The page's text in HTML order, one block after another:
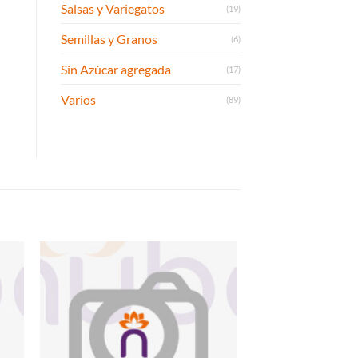
Salsas y Variegatos (19)
Semillas y Granos (6)
Sin Azúcar agregada (17)
Varios (89)